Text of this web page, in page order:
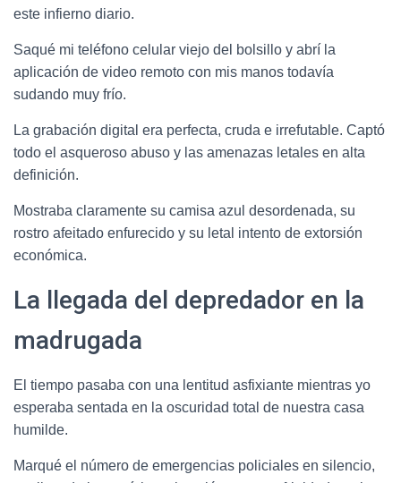
este infierno diario.
Saqué mi teléfono celular viejo del bolsillo y abrí la
aplicación de video remoto con mis manos todavía
sudando muy frío.
La grabación digital era perfecta, cruda e irrefutable. Captó
todo el asqueroso abuso y las amenazas letales en alta
definición.
Mostraba claramente su camisa azul desordenada, su
rostro afeitado enfurecido y su letal intento de extorsión
económica.
La llegada del depredador en la
madrugada
El tiempo pasaba con una lentitud asfixiante mientras yo
esperaba sentada en la oscuridad total de nuestra casa
humilde.
Marqué el número de emergencias policiales en silencio,